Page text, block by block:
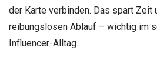
der Karte verbinden. Das spart Zeit
reibungslosen Ablauf – wichtig im
Influencer-Alltag.